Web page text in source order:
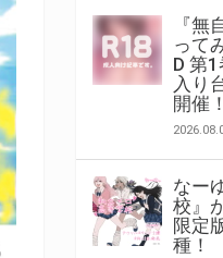
『
って
D 第
入り
開催！
なー
校』
限定
種！